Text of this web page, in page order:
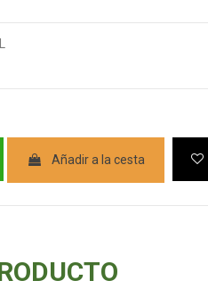
Añadir a la cesta